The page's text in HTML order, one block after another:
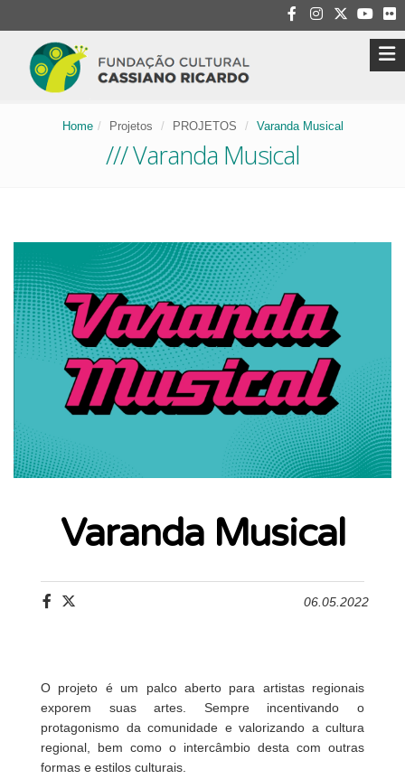
Home Projetos PROJETOS Varanda Musical
/// Varanda Musical
Varanda Musical
06.05.2022
O projeto é um palco aberto para artistas regionais
exporem suas artes. Sempre incentivando o
protagonismo da comunidade e valorizando a cultura
regional, bem como o intercâmbio desta com outras
formas e estilos culturais.